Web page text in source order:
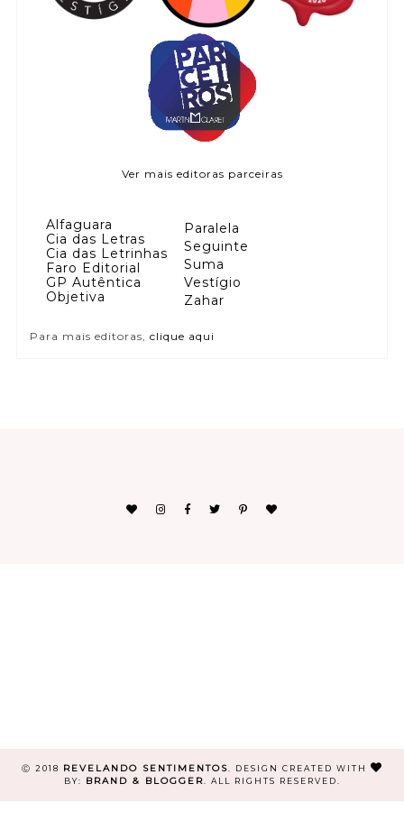
Ver mais editoras parceiras
Alfaguara
Cia das Letras
Cia das Letrinhas
Faro Editorial
GP Autêntica
Objetiva
Paralela
Seguinte
Suma
Vestígio
Zahar
Para mais editoras, clique aqui
Ⓒ 2018 REVELANDO SENTIMENTOS
DESIGN CREATED WITH
BY:
BRAND & BLOGGER . ALL RIGHTS RESERVED.